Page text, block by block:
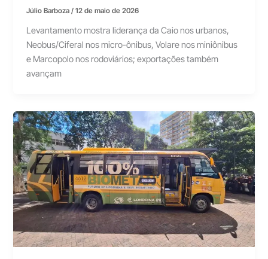
Júlio Barboza/12 de maio de 2026
Levantamento mostra liderança da Caio nos urbanos,
Neobus/Ciferal nos micro-ônibus, Volare nos miniônibus
e Marcopolo nos rodoviários; exportações também
avançam